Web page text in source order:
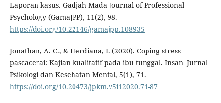
Laporan kasus. Gadjah Mada Journal of Professional
Psychology (GamaJPP), 11(2), 98.
https://doi.org/10.22146/gamajpp.108935
Jonathan, A. C., & Herdiana, I. (2020). Coping stress
pascacerai: Kajian kualitatif pada ibu tunggal. Insan: Jurnal
Psikologi dan Kesehatan Mental, 5(1), 71.
https://doi.org/10.20473/jpkm.v5i12020.71-87